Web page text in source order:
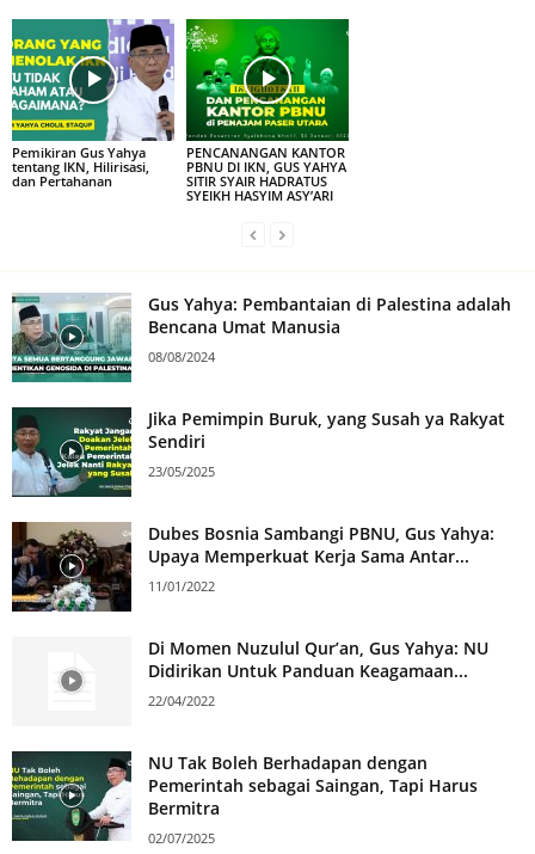
Pemikiran Gus Yahya
tentang IKN, Hilirisasi,
dan Pertahanan
PENCANANGAN KANTOR
PBNU DI IKN, GUS YAHYA
SITIR SYAIR HADRATUS
SYEIKH HASYIM ASY’ARI
Gus Yahya: Pembantaian di Palestina adalah
Bencana Umat Manusia
08/08/2024
Jika Pemimpin Buruk, yang Susah ya Rakyat
Sendiri
23/05/2025
Dubes Bosnia Sambangi PBNU, Gus Yahya:
Upaya Memperkuat Kerja Sama Antar...
11/01/2022
Di Momen Nuzulul Qur’an, Gus Yahya: NU
Didirikan Untuk Panduan Keagamaan...
22/04/2022
NU Tak Boleh Berhadapan dengan
Pemerintah sebagai Saingan, Tapi Harus
Bermitra
02/07/2025